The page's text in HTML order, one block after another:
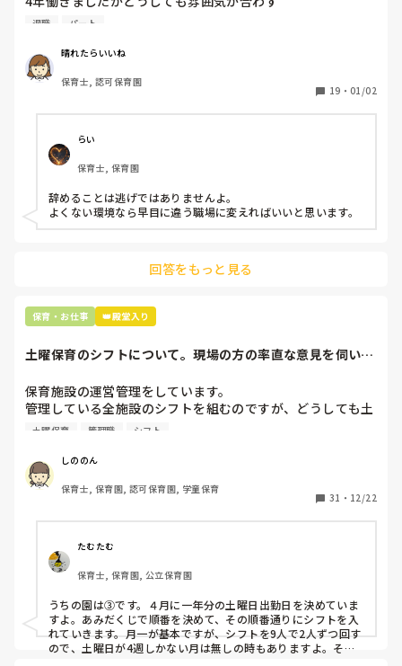
退職しようと思っています。
周りの職員は、勤続10年以上から何十年という先生がほとん
どです。
保護者子どもの愚痴悪口が多く、
今で言う不適切保育も
仕方ないよね
もう何も言わずに
子どもの言いなりになればいいんだね
などいう意見で…
上の先生に相談することは難しそうです。
最後の職場にしようと思っていましたが
辞めることは逃げ、と、過去辞めた人も何年も言われ続けて
います
退職 パート
晴れたらいいね
保育士, 認可保育園
19 ・ 01/02
らい
保育士, 保育園
辞めることは逃げではありませんよ。
よくない環境なら早目に違う職場に変えればいいと思います。
回答をもっと見る
保育・お仕事 👑殿堂入り
土曜保育のシフトについて。現場の方の率直な意見を伺いた
保育施設の運営管理をしています。
管理している全施設のシフトを組むのですが、どうしても土
曜保育だけは入れる方が少なく、いつも苦労しています。
て入職しているはずですが、いざ勤務が始まると一日も土曜
出勤が出来ない方ばかりです。
①土曜日の希望休は2日まで、と制限をかける
②毎月、必ず土曜保育に入ることのできる日を1日だけピッ
クアップしてもらう
③仮シフトが出た時、土曜出勤が難しければ自身で代わりの
人を交渉して見つけてもらう
上記のいずれかの対策を取り入れることを考えています。
土曜保育 管理職 シフト
しののん
保育士, 保育園, 認可保育園, 学童保育
31 ・ 12/22
たむたむ
保育士, 保育園, 公立保育園
うちの園は③です。４月に一年分の土曜日出勤日を決めていま
すよ。あみだくじで順番を決めて、その順番通りにシフトを入
れていきます。月一が基本ですが、シフトを9人で2人ずつ回す
ので、土曜日が4週しかない月は無しの時もありますよ。その